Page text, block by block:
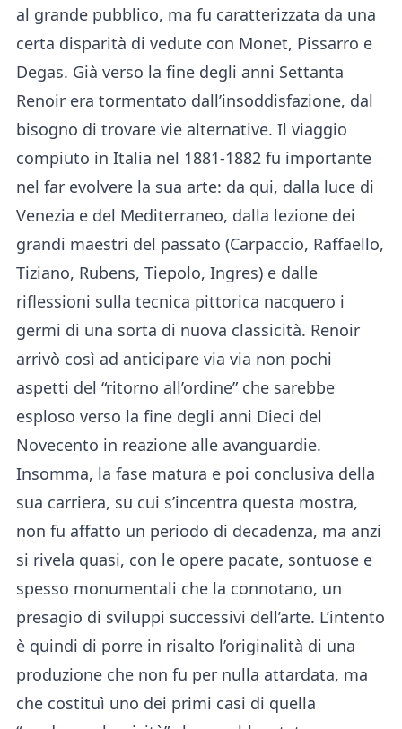
al grande pubblico, ma fu caratterizzata da una
certa disparità di vedute con Monet, Pissarro e
Degas. Già verso la fine degli anni Settanta
Renoir era tormentato dall’insoddisfazione, dal
bisogno di trovare vie alternative. Il viaggio
compiuto in Italia nel 1881-1882 fu importante
nel far evolvere la sua arte: da qui, dalla luce di
Venezia e del Mediterraneo, dalla lezione dei
grandi maestri del passato (Carpaccio, Raffaello,
Tiziano, Rubens, Tiepolo, Ingres) e dalle
riflessioni sulla tecnica pittorica nacquero i
germi di una sorta di nuova classicità. Renoir
arrivò così ad anticipare via via non pochi
aspetti del “ritorno all’ordine” che sarebbe
esploso verso la fine degli anni Dieci del
Novecento in reazione alle avanguardie.
Insomma, la fase matura e poi conclusiva della
sua carriera, su cui s’incentra questa mostra,
non fu affatto un periodo di decadenza, ma anzi
si rivela quasi, con le opere pacate, sontuose e
spesso monumentali che la connotano, un
presagio di sviluppi successivi dell’arte. L’intento
è quindi di porre in risalto l’originalità di una
produzione che non fu per nulla attardata, ma
che costituì uno dei primi casi di quella